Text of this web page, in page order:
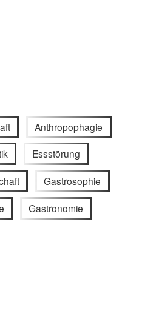
Anthropophagie
Essstörung
Gastrosophie
Gastronomie